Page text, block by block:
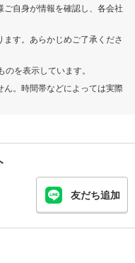
自身が情報を確認し、各会社
す。あらかじめご了承くださ
を表示しています。
。時間帯などによっては実際
友だち追加